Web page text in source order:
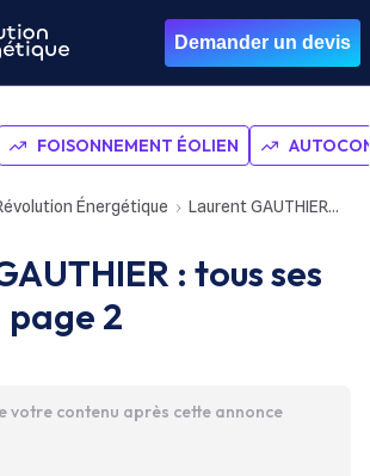
Demander un devis
FOISONNEMENT ÉOLIEN
Énergétique Laurent GAUTHIER
: tous ses
2
votre contenu après cette annonce